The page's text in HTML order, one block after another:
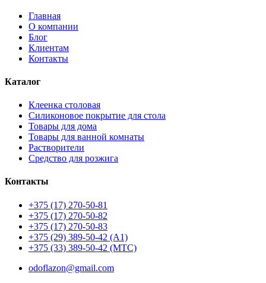
Главная
О компании
Блог
Клиентам
Контакты
Каталог
Клеенка столовая
Силиконовое покрытие для стола
Товары для дома
Товары для ванной комнаты
Растворители
Средство для розжига
Контакты
+375 (17) 270-50-81
+375 (17) 270-50-82
+375 (17) 270-50-83
+375 (29) 389-50-42 (А1)
+375 (33) 389-50-42 (МТС)
odoflazon@gmail.com